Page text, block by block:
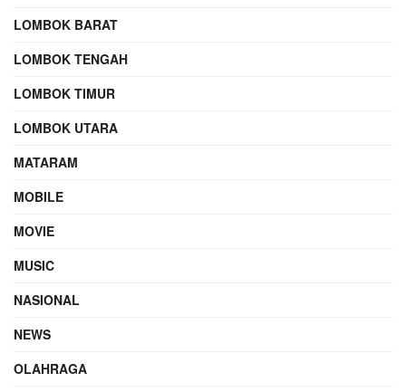
LOMBOK BARAT
LOMBOK TENGAH
LOMBOK TIMUR
LOMBOK UTARA
MATARAM
MOBILE
MOVIE
MUSIC
NASIONAL
NEWS
OLAHRAGA